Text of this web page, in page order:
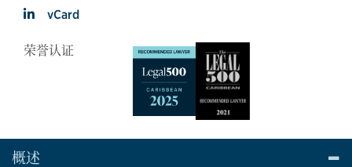
vCard
荣誉认证
概述